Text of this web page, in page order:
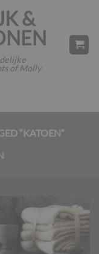
&
of Molly
“KATOEN”